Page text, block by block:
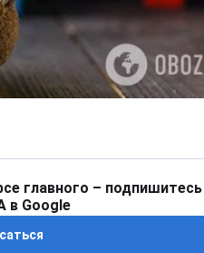
главного – подпишитесь
в Google